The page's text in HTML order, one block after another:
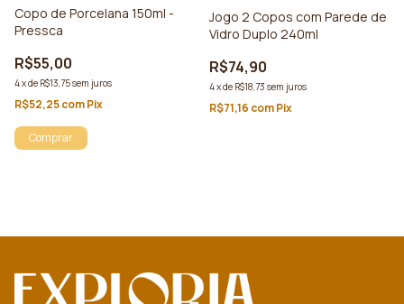
Copo de Porcelana 150ml -
Pressca
R$55,00
4xde R$13,75sem juros
R$52,25comPix
Jogo 2 Copos com Parede de
Vidro Duplo 240ml
R$74,90
4xde R$18,73 sem juros
R$71,16 comPix